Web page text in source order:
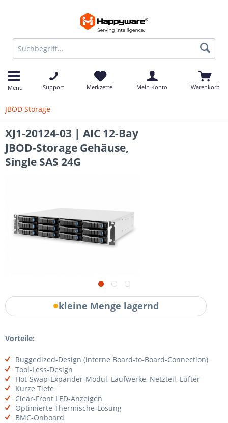
Menü Support Merkzettel Mein Konto Warenkorb
JBOD Storage
XJ1-20124-03 | AIC 12-Bay
JBOD-Storage Gehäuse,
Single SAS 24G
kleine Menge lagernd
Vorteile:
Ruggedized-Design (interne Board-to-Board-Connection)
Tool-Less-Design
Hot-Swap-Expander-Modul, Laufwerke, Netzteil, Lüfter
Kurze Tiefe
Clear-Front LED-Anzeigen
Optimierte Thermische-Lösung
BMC-Onboard